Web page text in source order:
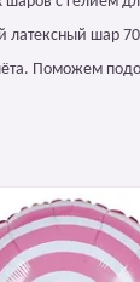
шар
Поможем